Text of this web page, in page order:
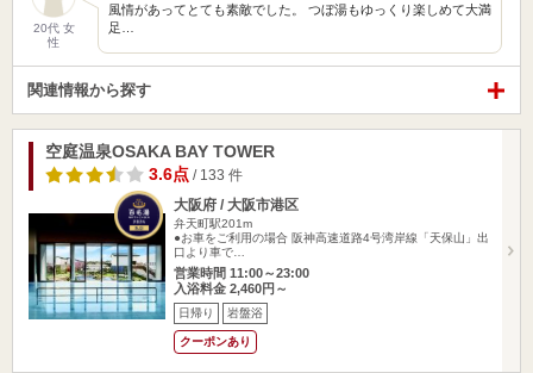
20代 女
性
風情があってとても素敵でした。 つぼ湯もゆっくり楽しめて大満
足…
関連情報から探す
空庭温泉OSAKA BAY TOWER
3.6点 / 133 件
大阪府 / 大阪市港区
弁天町駅201m
●お車をご利用の場合 阪神高速道路4号湾岸線「天保山」出
口より車で…
営業時間 11:00～23:00
入浴料金 2,460円～
日帰り 岩盤浴
クーポンあり